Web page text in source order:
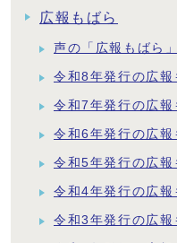
広報もばら
声の「広報もばら」
令和8年発行の広報
令和7年発行の広報
令和6年発行の広報
令和5年発行の広報
令和4年発行の広報
令和3年発行の広報